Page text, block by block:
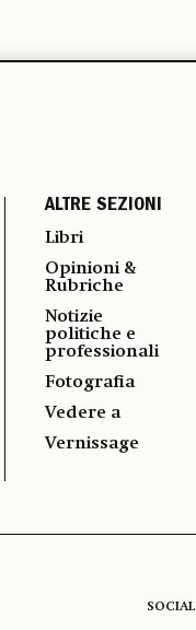
ALTRE SEZIONI
Libri
Opinioni &
Rubriche
Notizie
politiche e
professionali
Fotografia
Vedere a
Vernissage
SOCIAL